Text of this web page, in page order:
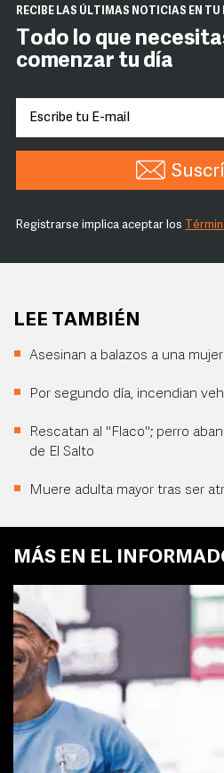
RECIBE LAS ÚLTIMAS NOTICIAS EN TU
Todo lo que
comenzar tu día
Registrarse implica aceptar los
LEE TAMBIÉN
Asesinan a balazos a una
Por segundo día, incendian
Rescatan al "Flaco"; perro
de El Salto
Muere adulta mayor tras ser
MÁS EN EL